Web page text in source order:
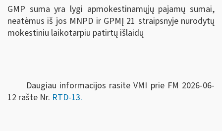
GMP suma yra lygi apmokestinamųjų pajamų sumai,
neatėmus iš jos MNPD ir GPMĮ 21 straipsnyje nurodytų
mokestiniu laikotarpiu patirtų išlaidų
Daugiau informacijos rasite VMI prie FM 2026-06-
12 rašte Nr. RTD-13.